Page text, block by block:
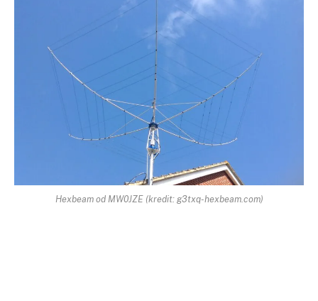
Hexbeam od MW0JZE (kredit: g3txq-hexbeam.com)